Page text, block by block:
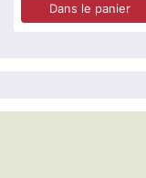
Dans le panier